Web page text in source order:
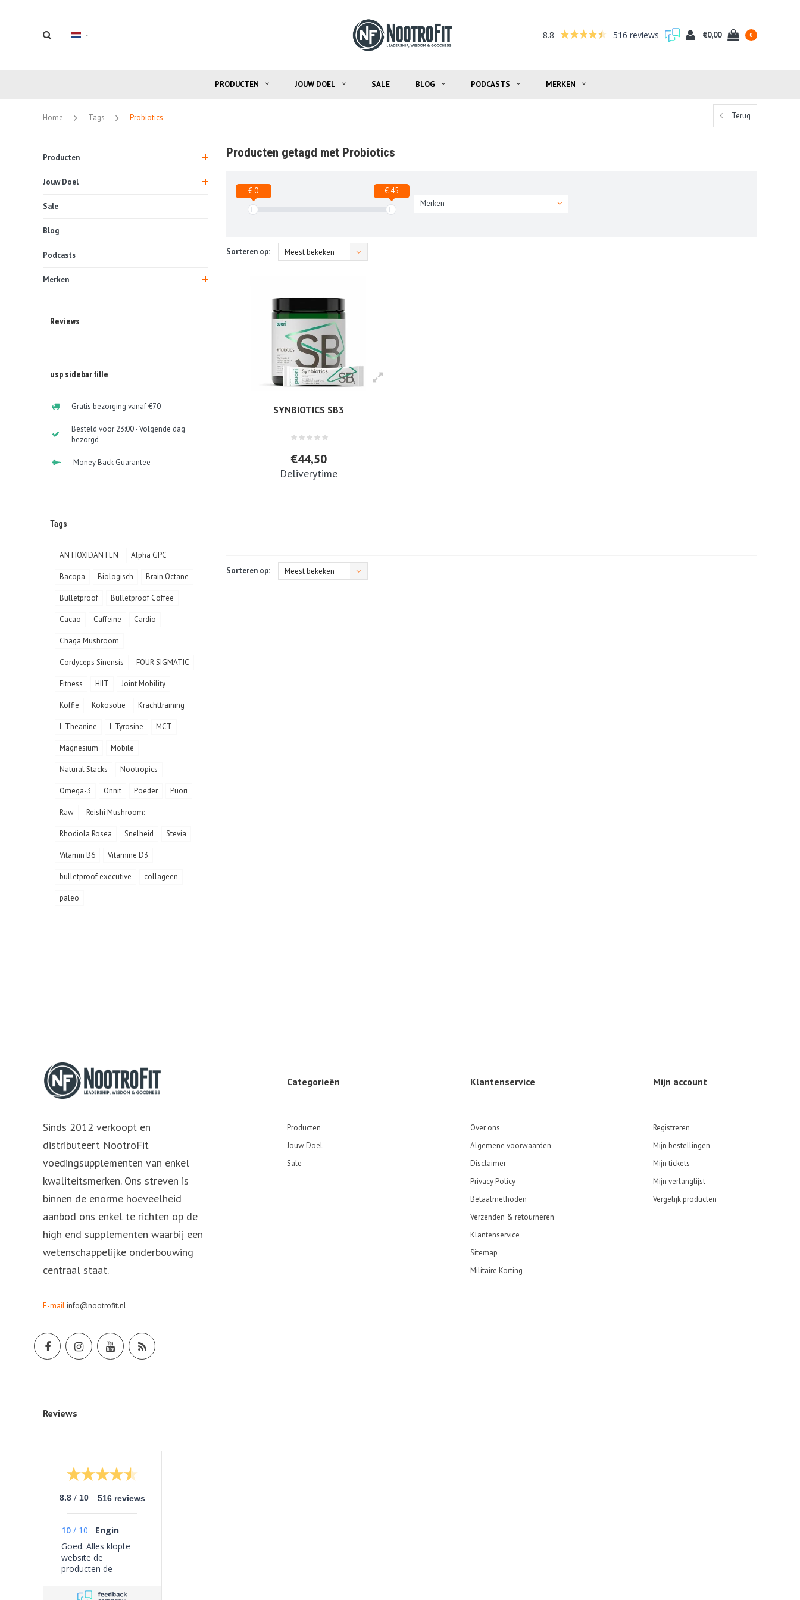
8.8 516 reviews €0,00 0
PRODUCTEN JOUW DOEL SALE BLOG PODCASTS MERKEN
Home Tags Probiotics Terug
Producten
Jouw Doel
Sale
Blog
Podcasts
Merken
Reviews
usp sidebar title
Gratis bezorging vanaf €70
Besteld voor 23:00 - Volgende dag
bezorgd
Money Back Guarantee
Tags
ANTIOXIDANTEN Alpha GPC
Bacopa Biologisch Brain Octane
Bulletproof Bulletproof Coffee
Cacao Caffeine Cardio
Chaga Mushroom
Cordyceps Sinensis FOUR SIGMATIC
Fitness HIIT Joint Mobility
Koffie Kokosolie Krachttraining
L-Theanine L-Tyrosine MCT
Magnesium Mobile
Natural Stacks Nootropics
Omega-3 Onnit Poeder Puori
Raw Reishi Mushroom:
Rhodiola Rosea Snelheid Stevia
Vitamin B6 Vitamine D3
bulletproof executive collageen
paleo
Producten getagd met Probiotics
€ 0
€ 45
Merken
Sorteren op: Meest bekeken
SYNBIOTICS SB3
€44,50
Deliverytime
Sorteren op: Meest bekeken
Sinds 2012 verkoopt en
distributeert NootroFit
voedingsupplementen van enkel
kwaliteitsmerken. Ons streven is
binnen de enorme hoeveelheid
aanbod ons enkel te richten op de
high end supplementen waarbij een
wetenschappelijke onderbouwing
centraal staat.
E-mailinfo@nootrofit.nl
Categorieën
Producten
Jouw Doel
Sale
Klantenservice
Over ons
Algemene voorwaarden
Disclaimer
Privacy Policy
Betaalmethoden
Verzenden & retourneren
Klantenservice
Sitemap
Militaire Korting
Mijn account
Registreren
Mijn bestellingen
Mijn tickets
Mijn verlanglijst
Vergelijk producten
Reviews
8.8 / 10 516 reviews
10 / 10
Engin
Goed. Alles klopte
website de
producten de
problemen ervaren.